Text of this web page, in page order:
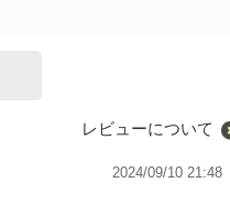
レビューについて
2024/09/10 21:48